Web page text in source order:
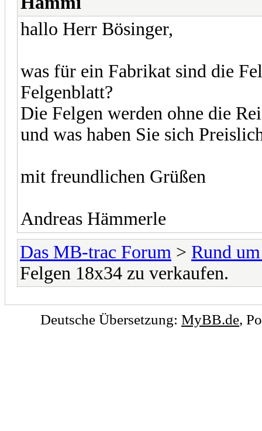
hallo Herr Bösinger,
was für ein Fabrikat sind die
Felgenblatt?
Die Felgen werden ohne die
und was haben Sie sich
mit freundlichen Grüßen
Andreas Hämmerle
Das MB-trac Forum > Rund
Felgen 18x34 zu verkaufen.
Deutsche Übersetzung: MyBB.de,